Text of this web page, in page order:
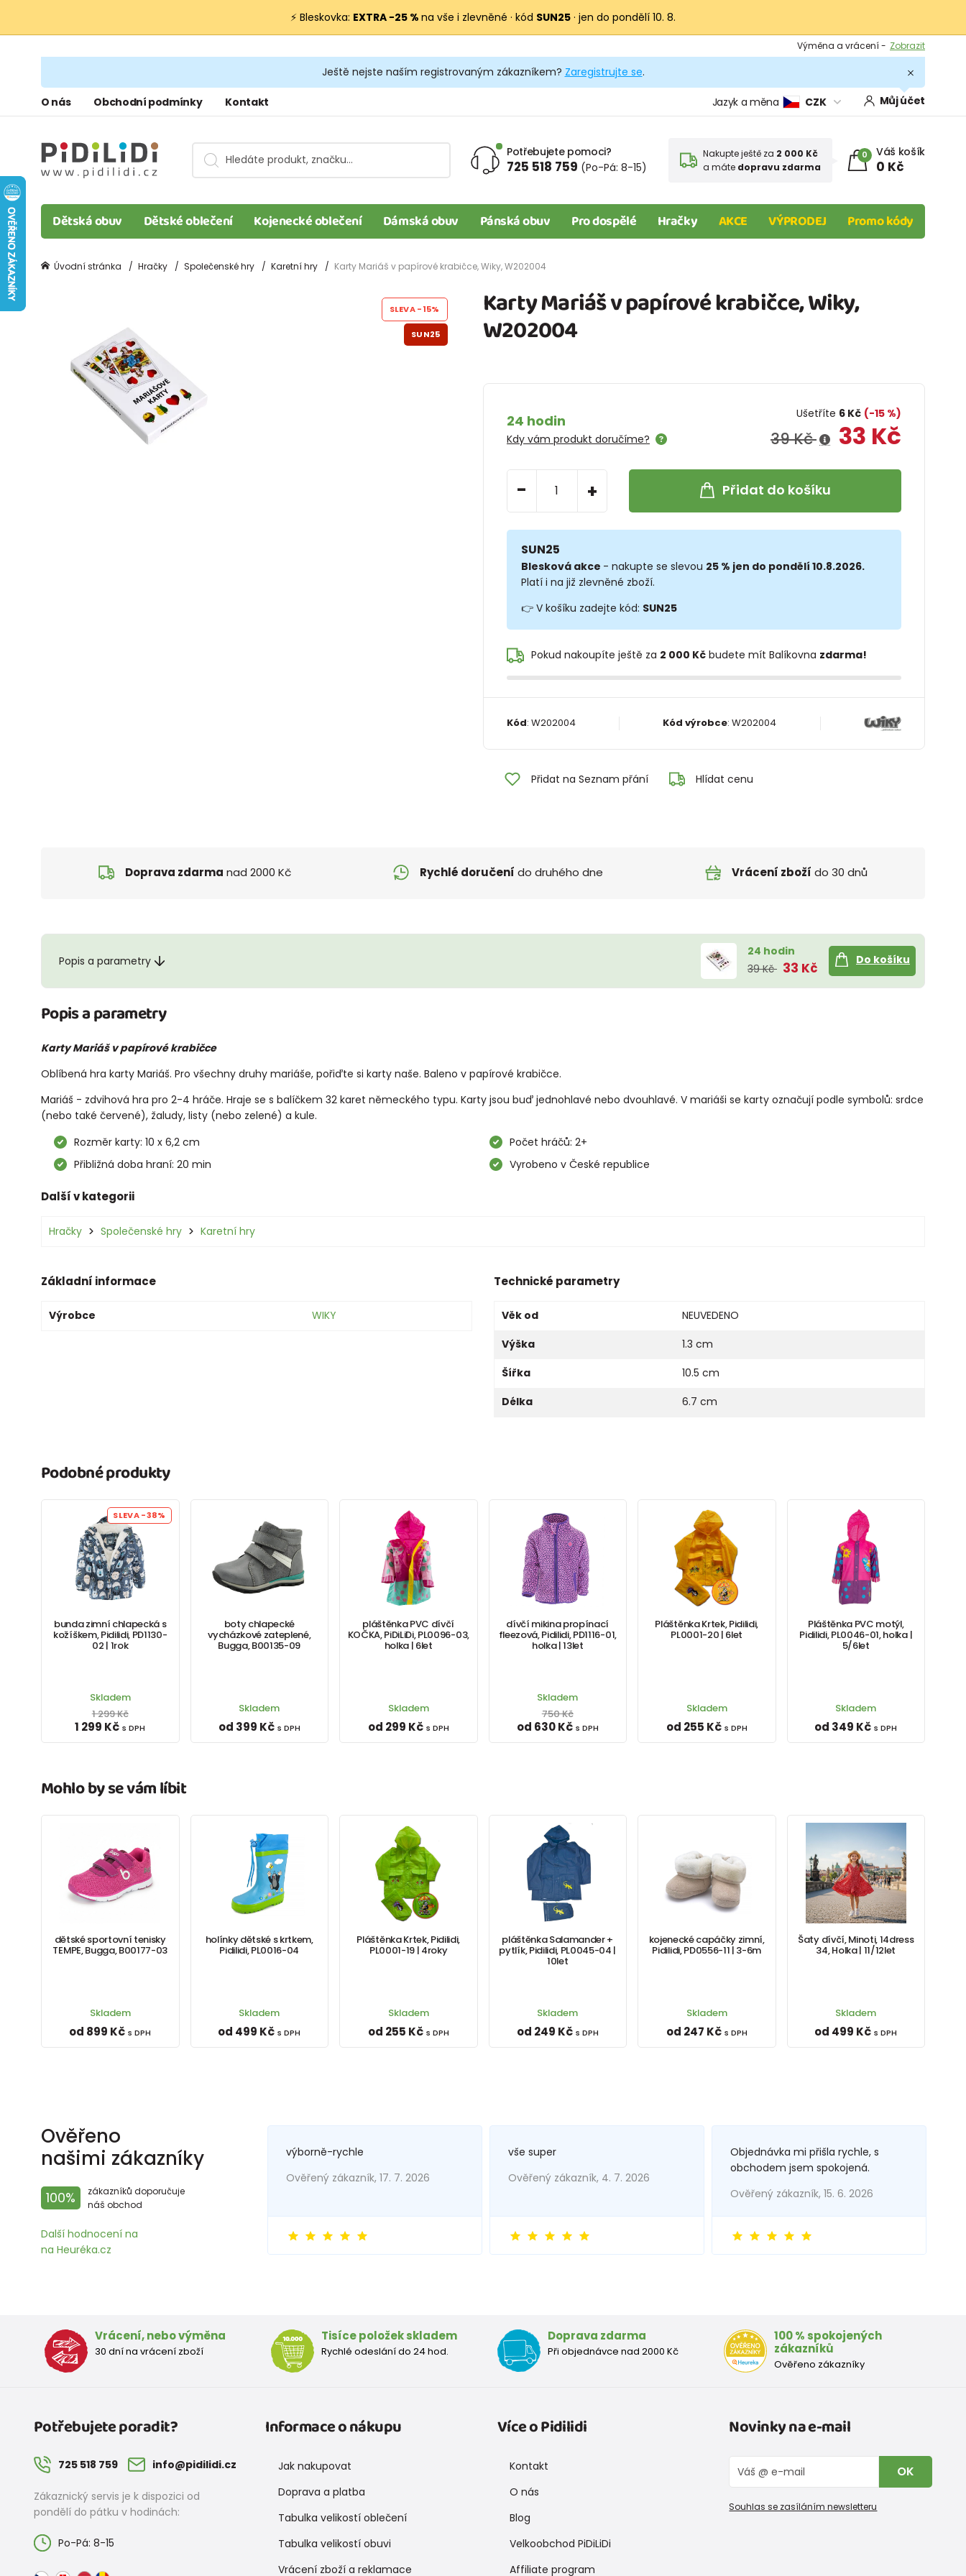
⚡ Bleskovka: EXTRA −25 % na vše i zlevněné · kód SUN25 · jen do pondělí 10. 8.
Výměna a vrácení - Zobrazit
Podmínky
Ještě nejste naším registrovaným zákazníkem? Zaregistrujte se.
O nás Obchodní podmínky Kontakt Jazyk a měna CZK Můj účet
Potřebujete pomoci?
725 518 759 (Po-Pá: 8-15)
Nakupte ještě za 2 000 Kč
a máte dopravu zdarma
0 Váš košík
0 Kč
Dětská obuv Dětské oblečení Kojenecké oblečení Dámská obuv Pánská obuv Pro dospělé Hračky AKCE VÝPRODEJ Promo kódy
Úvodní stránka Hračky Společenské hry Karetní hry Karty Mariáš v papírové krabičce, Wiky, W202004
Karty Mariáš v papírové krabičce, Wiky,
W202004
24 hodin
Kdy vám produkt doručíme?
Ušetříte 6 Kč (-15 %)
39 Kč 33 Kč
- + Přidat do košíku
SUN25
Blesková akce - nakupte se slevou 25 % jen do pondělí 10.8.2026.
Platí i na již zlevněné zboží.
👉 V košíku zadejte kód: SUN25
Pokud nakoupíte ještě za 2 000 Kčbudete mít Balíkovna zdarma!
Kód: W202004 Kód výrobce:W202004
Přidat na Seznam přání Hlídat cenu
SLEVA-15%
SUN25
Doprava zdarma nad 2000 Kč Rychlé doručení do druhého dne Vrácení zboží do 30 dnů
Popis a parametry
24 hodin
39 Kč 33 Kč
Do košíku
Popis a parametry
Karty Mariáš v papírové krabičce
Oblíbená hra karty Mariáš. Pro všechny druhy mariáše, pořiďte si karty naše. Baleno v papírové krabičce.
Mariáš - zdvihová hra pro 2-4 hráče. Hraje se s balíčkem 32 karet německého typu. Karty jsou buď jednohlavé nebo dvouhlavé. V mariáši se karty označují podle symbolů: srdce
(nebo také červené), žaludy, listy (nebo zelené) a kule.
Rozměr karty: 10 x 6,2 cm
Počet hráčů: 2+
Přibližná doba hraní: 20 min
Vyrobeno v České republice
Další v kategorii
Hračky Společenské hry Karetní hry
Základní informace
Výrobce WIKY
Technické parametry
Věk od
NEUVEDENO
Výška
1.3 cm
Šířka
10.5 cm
Délka
6.7 cm
Podobné produkty
SLEVA-38%
bunda zimní chlapecká s
kožíškem, Pidilidi, PD1130-
02 | 1rok
Skladem
1 299 Kč
1 299 Kč s DPH
boty chlapecké
vycházkové zateplené,
Bugga, B00135-09
Skladem
od 399 Kč s DPH
pláštěnka PVC dívčí
KOČKA, PiDiLiDi, PL0096-03,
holka | 6let
Skladem
od 299 Kč s DPH
dívčí mikina propínací
fleezová, Pidilidi, PD1116-01,
holka | 13let
Skladem
750 Kč
od 630 Kč s DPH
Pláštěnka Krtek, Pidilidi,
PL0001-20 | 6let
Skladem
od 255 Kč s DPH
Pláštěnka PVC motýl,
Pidilidi, PL0046-01, holka |
5/6let
Skladem
od 349 Kč s DPH
Mohlo by se vám líbit
dětské sportovní tenisky
TEMPE, Bugga, B00177-03
Skladem
od 899 Kč s DPH
holínky dětské s krtkem,
Pidilidi, PL0016-04
Skladem
od 499 Kč s DPH
Pláštěnka Krtek, Pidilidi,
PL0001-19 | 4roky
Skladem
od 255 Kč s DPH
pláštěnka Salamander +
pytlík, Pidilidi, PL0045-04 |
10let
Skladem
od 249 Kč s DPH
kojenecké capáčky zimní,
Pidilidi, PD0556-11 | 3-6m
Skladem
od 247 Kč s DPH
Šaty dívčí, Minoti, 14dress
34, Holka | 11/12let
Skladem
od 499 Kč s DPH
Ověřeno
našimi zákazníky
100%
zákazníků doporučuje
náš obchod
Další hodnocení na
na Heuréka.cz
výborně-rychle
Ověřený zákazník, 17. 7. 2026
vše super
Ověřený zákazník, 4. 7. 2026
Objednávka mi přišla rychle, s
obchodem jsem spokojená.
Ověřený zákazník, 15. 6. 2026
Vrácení, nebo výměna
30 dní na vrácení zboží
Tisíce položek skladem
Rychlé odeslání do 24 hod.
Doprava zdarma
Při objednávce nad 2000 Kč
100 % spokojených
zákazníků
Ověřeno zákazníky
Potřebujete poradit?
725 518 759 info@pidilidi.cz
Zákaznický servis je k dispozici od
pondělí do pátku v hodinách:
Po-Pá: 8-15
Informace o nákupu
Jak nakupovat
Doprava a platba
Tabulka velikostí oblečení
Tabulka velikostí obuvi
Vrácení zboží a reklamace
Více o Pidilidi
Kontakt
O nás
Blog
Velkoobchod PiDiLiDi
Affiliate program
Novinky na e-mail
OK
Souhlas se zasíláním newsletteru